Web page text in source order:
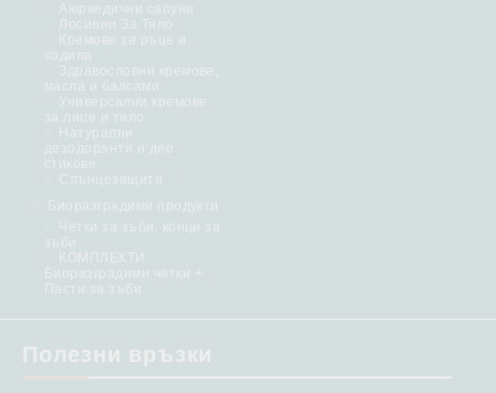
Аюрведични сапуни
Лосиони За Тяло
Кремове за ръце и
ходила
Здравословни кремове,
масла и балсами
Универсални кремове
за лице и тяло
Натурални
дезодоранти и део
стикове
Слънцезащита
Биоразградими продукти
Четки за зъби, конци за
зъби
КОМПЛЕКТИ
Биоразградими четки +
Пасти за зъби
Полезни връзки